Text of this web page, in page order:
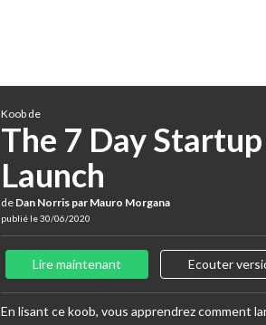
Koob de
The 7 Day
Launch
de Dan Norris par Mauro Morgana
publié le 30/06/2020
Lire maintenant Ecouter
En lisant ce koob, vous apprendrez comment